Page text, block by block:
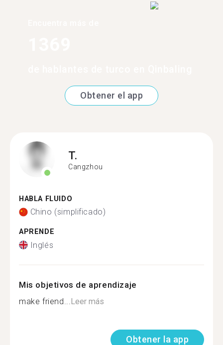
Obtener el app
T.
Cangzhou
HABLA FLUIDO
Chino (simplificado)
APRENDE
Inglés
Mis objetivos de aprendizaje
make friend... Leer más
Obtener la app